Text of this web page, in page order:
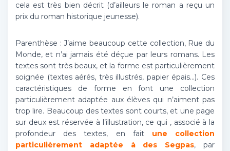
cela est très bien décrit (d’ailleurs le roman a reçu un
prix du roman historique jeunesse).
Parenthèse : J’aime beaucoup cette collection, Rue du
Monde, et n’ai jamais été déçue par leurs romans. Les
textes sont très beaux, et la forme est particulièrement
soignée (textes aérés, très illustrés, papier épais…). Ces
caractéristiques de forme en font une collection
particulièrement adaptée aux élèves qui n’aiment pas
trop lire. Beaucoup des textes sont courts, et une page
sur deux est réservée à l’illustration, ce qui , associé à la
profondeur des textes, en fait une collection
particulièrement adaptée à des Segpas, par